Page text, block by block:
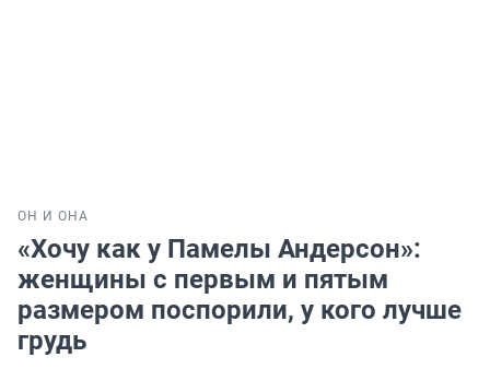
ОН И ОНА
«Хочу как у Памелы Андерсон»:
женщины с первым и пятым
размером поспорили, у кого лучше
грудь